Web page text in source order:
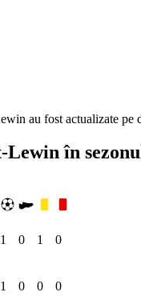
au fost actualizate pe
în
1 0 1 0
1 0 0 0